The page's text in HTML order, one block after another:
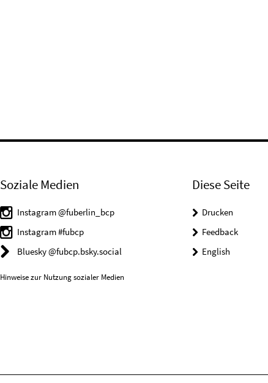
Soziale Medien
Instagram @fuberlin_bcp
Instagram #fubcp
Bluesky @fubcp.bsky.social
Hinweise zur Nutzung sozialer Medien
Diese Seite
Drucken
Feedback
English